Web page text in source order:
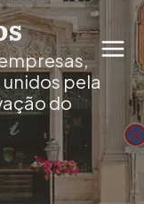
pela
do